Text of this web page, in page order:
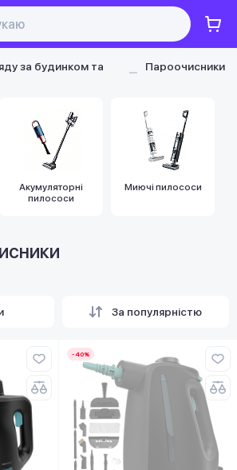
за будинком та
Пароочисники
Акумуляторні
пилососи
Миючі пилососи
За популярністю
-40%